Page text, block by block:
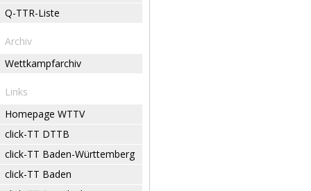
Q-TTR-Liste
Archiv
Wettkampfarchiv
Links
Homepage WTTV
click-TT DTTB
click-TT Baden-Württemberg
click-TT Baden